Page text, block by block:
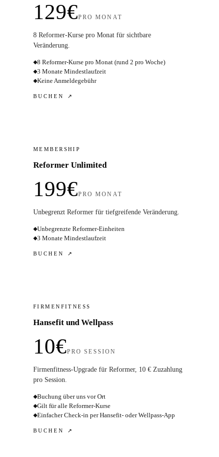
129€PRO MONAT
8 Reformer-Kurse pro Monat für sichtbare
Veränderung.
◆8 Reformer-Kurse pro Monat (rund 2 pro Woche)
◆3 Monate Mindestlaufzeit
◆Keine Anmeldegebühr
BUCHEN ↗
MEMBERSHIP
Reformer Unlimited
199€PRO MONAT
Unbegrenzt Reformer für tiefgreifende Veränderung.
◆Unbegrenzte Reformer-Einheiten
◆3 Monate Mindestlaufzeit
BUCHEN ↗
FIRMENFITNESS
Hansefit und Wellpass
10€PRO SESSION
Firmenfitness-Upgrade für Reformer, 10 € Zuzahlung
pro Session.
◆Buchung über uns vor Ort
◆Gilt für alle Reformer-Kurse
◆Einfacher Check-in per Hansefit- oder Wellpass-App
BUCHEN ↗